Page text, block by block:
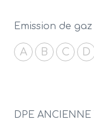
Emission de
A B C D
DPE ANCIENNE